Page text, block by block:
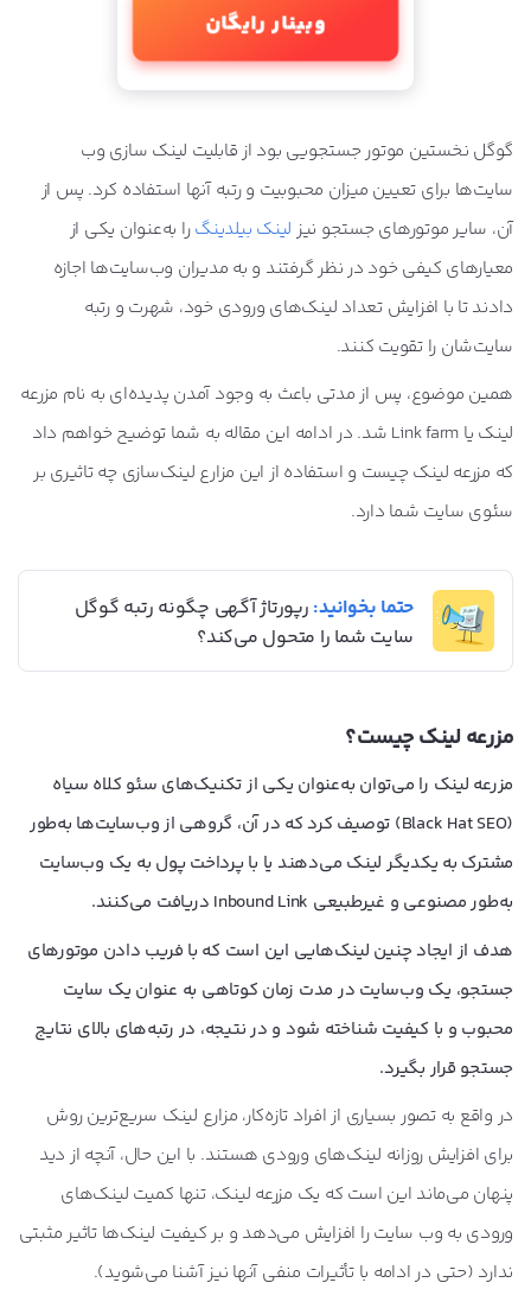
وبینار رایگان
گوگل نخستین موتور جستجویی بود از قابلیت لینک سازی وب
سایت‌ها برای تعیین میزان محبوبیت و رتبه آنها استفاده کرد. پس از
آن، سایر موتورهای جستجو نیز لینک بیلدینگرا به‌عنوان یکی از
معیارهای کیفی خود در نظر گرفتند و به مدیران و‌ب‌سایت‌ها اجازه
دادند تا با افزایش تعداد لینک‌های ورودی خود، شهرت و رتبه
سایت‌شان را تقویت کنند.
همین موضوع، پس از مدتی باعث به وجود آمدن پدیده‌ای به نام مزرعه
لینک یا Link farm شد. در ادامه این مقاله به شما توضیح خواهم داد
که مزرعه لینک چیست و استفاده از این مزارع لینک‌سازی چه تاثیری بر
سئوی سایت شما دارد.
حتما بخوانید: رپورتاژ آگهی چگونه رتبه گوگل
سایت شما را متحول می‌کند؟
مزرعه لینک چیست؟
مزرعه لینک را می‌توان به‌عنوان یکی از تکنیک‌های سئو کلاه سیاه
(Black Hat SEO) توصیف کرد که در آن، گروهی از وب‌سایت‌ها به‌طور
مشترک به یکدیگر لینک می‌دهند یا با پرداخت پول به یک وب‌سایت
به‌طور مصنوعی و غیرطبیعی Inbound Link دریافت می‌کنند.
هدف از ایجاد چنین لینک‌هایی این است که با فریب دادن موتورهای
جستجو، یک وب‌سایت در مدت زمان کوتاهی به عنوان یک سایت
محبوب و با کیفیت شناخته شود و در نتیجه، در رتبه‌های بالای نتایج
جستجو قرار بگیرد.
در واقع به تصور بسیاری از افراد تازه‌کار، مزارع لینک سریع‌ترین روش
برای افزایش روزانه لینک‌های ورودی هستند. با این حال، آنچه از دید
پنهان می‌ماند این است که یک مزرعه لینک، تنها کمیت لینک‌های
ورودی به وب سایت را افزایش می‌دهد و بر کیفیت لینک‌ها تاثیر مثبتی
ندارد (حتی در ادامه با تأثیرات منفی آنها نیز آشنا می‌شوید).